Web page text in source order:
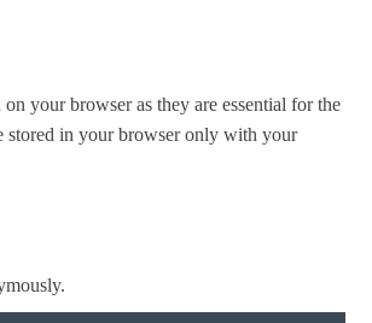
your browser as they are essential for the
stored in your browser only with your